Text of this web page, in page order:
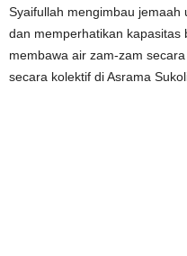
Syaifullah mengimbau jemaah
dan memperhatikan
membawa air zam-zam
secara kolektif di Asrama